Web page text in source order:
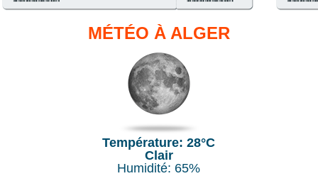
MÉTÉO À ALGER
Température: 28°C
Clair
Humidité: 65%